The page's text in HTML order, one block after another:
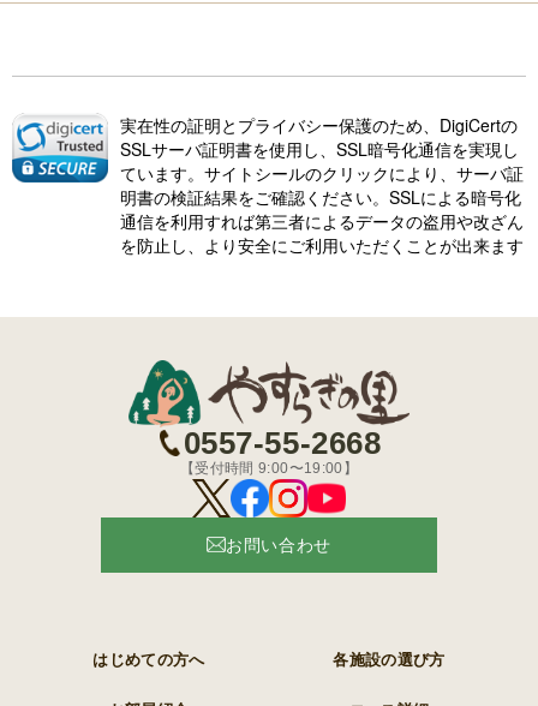
実在性の証明とプライバシー保護のため、DigiCertの
SSLサーバ証明書を使用し、SSL暗号化通信を実現し
ています。サイトシールのクリックにより、サーバ証
明書の検証結果をご確認ください。SSLによる暗号化
通信を利用すれば第三者によるデータの盗用や改ざん
を防止し、より安全にご利用いただくことが出来ます
0557-55-2668
【受付時間 9:00〜19:00】
お問い合わせ
はじめての方へ 各施設の選び方